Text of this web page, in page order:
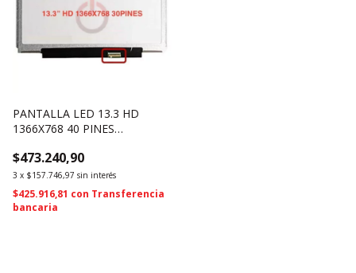
PANTALLA LED 13.3 HD
1366X768 40 PINES
$473.240,90
3 x $157.746,97 sin interés
$425.916,81 con Transferencia
bancaria